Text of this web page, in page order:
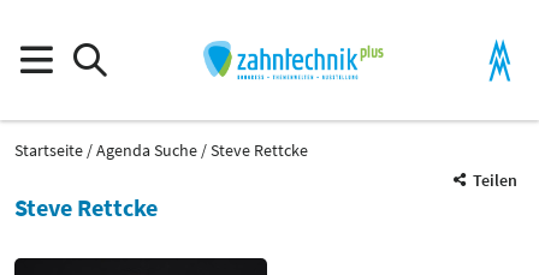
Startseite Agenda Suche
Steve Rettcke
Teilen
Steve Rettcke